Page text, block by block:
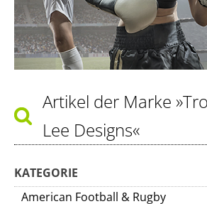
Artikel der Marke
Lee Designs«
KATEGORIE
American Football & Rugby